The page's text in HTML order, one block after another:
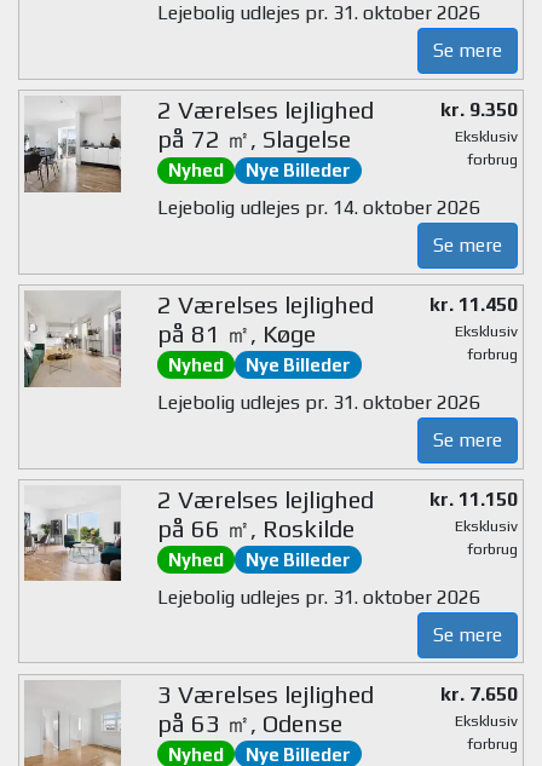
Lejebolig udlejes pr. 31. oktober 2026
Se mere
2 Værelses lejlighed
på 72 ㎡, Slagelse
Nyhed Nye Billeder
kr. 9.350
Eksklusiv
forbrug
Lejebolig udlejes pr. 14. oktober 2026
Se mere
2 Værelses lejlighed
på 81 ㎡, Køge
Nyhed Nye Billeder
kr. 11.450
Eksklusiv
forbrug
Lejebolig udlejes pr. 31. oktober 2026
Se mere
2 Værelses lejlighed
på 66 ㎡, Roskilde
Nyhed Nye Billeder
kr. 11.150
Eksklusiv
forbrug
Lejebolig udlejes pr. 31. oktober 2026
Se mere
3 Værelses lejlighed
på 63 ㎡, Odense
Nyhed Nye Billeder
kr. 7.650
Eksklusiv
forbrug